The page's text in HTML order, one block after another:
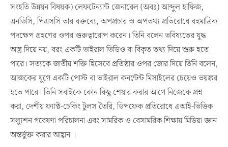
সংহতি উন্নয়ন বিষয়ক) লেফটেন্যান্ট জেনারেল (অবঃ) আব্দুল হাফিজ,
এনডিসি, পিএসসি তার বক্তব্যে, অপপ্রচার ও অপতথ্য প্রতিরোধে বহুমাত্রিক
পদক্ষেপ গ্রহণের ওপর গুরুত্বারোপ করেন। তিনি বলেন ভবিষ্যতের যুদ্ধ
অস্ত্র দিয়ে নয়, বরং একটি ভাইরাল ভিডিও বা বিকৃত তথ্য দিয়ে শুরু হতে
পারে। সত্যকে জাতীয় শক্তি হিসেবে প্রতিষ্ঠার ওপর জোর দিয়ে তিনি বলেন,
আজকের যুগে একটি পোস্ট বা ভাইরাল কনন্টেন্ট মিসাইলের চেয়েও ভয়ঙ্কর
হতে পারে। তিনি সবাইকে কোন কিছু শেয়ার করার আগে নিজেকে প্রশ্ন
করা, দেশীয় ফ্যাক্ট-চেকিং টুলস তৈরি, ডিপফেক প্রতিরোধে এআই-ভিত্তিক
সল্যুশন গবেষণা পরিচালনা এবং সামরিক ও বেসামরিক শিক্ষায় মিডিয়া জ্ঞান
অন্তর্ভুক্ত করার আহ্বান ।